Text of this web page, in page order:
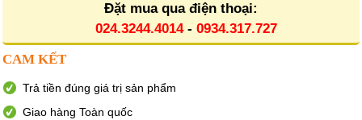
Đặt mua qua điện thoại:
024.3244.4014- 0934.317.727
CAM KẾT
Trả tiền đúng giá trị sản phẩm
Giao hàng Toàn quốc